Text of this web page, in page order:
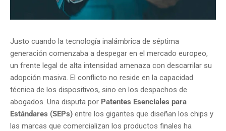
Justo cuando la tecnología inalámbrica de séptima
generación comenzaba a despegar en el mercado europeo,
un frente legal de alta intensidad amenaza con descarrilar su
adopción masiva. El conflicto no reside en la capacidad
técnica de los dispositivos, sino en los despachos de
abogados. Una disputa por Patentes Esenciales para
Estándares (SEPs) entre los gigantes que diseñan los chips y
las marcas que comercializan los productos finales ha